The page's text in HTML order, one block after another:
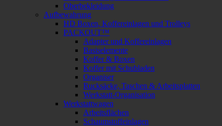
Oberbekleidung
Aufbewahrung
HD Boxen, Koffereinlagen und Trolleys
PACKOUT™
Adapter und Koffereinlagen
Basiselemente
Koffer & Boxen
Koffer mit Schubladen
Organiser
Rucksäcke, Taschen & Arbeitsplatten
Werkstatt-Organisation
Werkstattwagen
Arbeitsflächen
Schaumstoffeinlagen